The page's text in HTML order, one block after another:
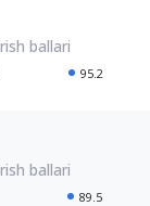
95.2
89.5